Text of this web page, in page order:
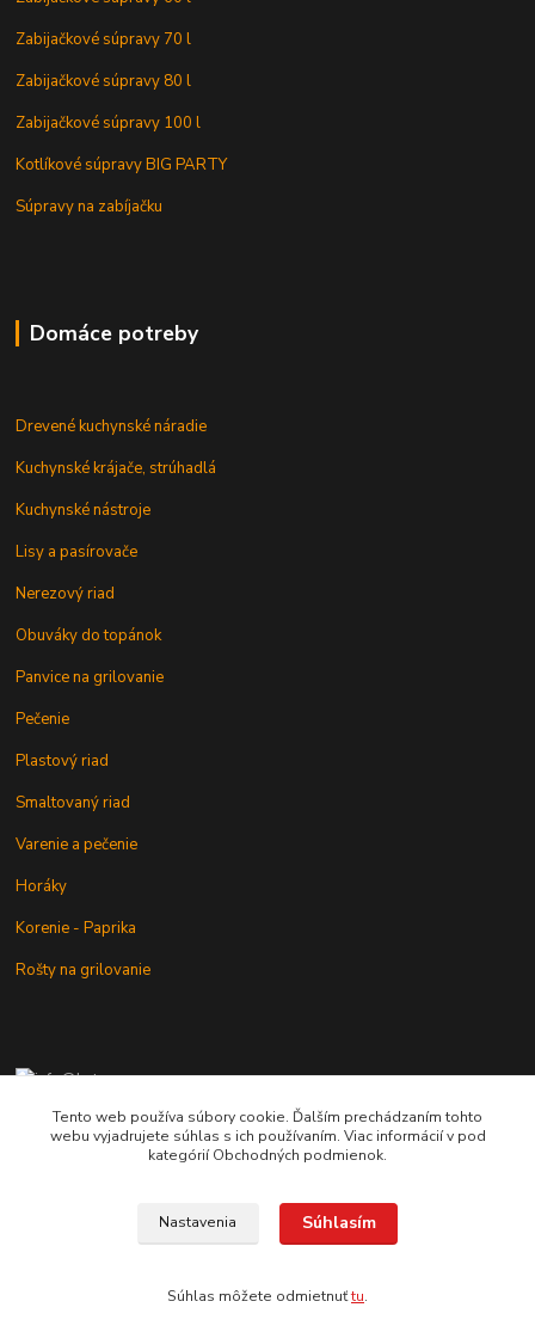
Zabijačkové súpravy 70 l
Zabijačkové súpravy 80 l
Zabijačkové súpravy 100 l
Kotlíkové súpravy BIG PARTY
Súpravy na zabíjačku
Domáce potreby
Drevené kuchynské náradie
Kuchynské krájače, strúhadlá
Kuchynské nástroje
Lisy a pasírovače
Nerezový riad
Obuváky do topánok
Panvice na grilovanie
Pečenie
Plastový riad
Smaltovaný riad
Varenie a pečenie
Horáky
Korenie - Paprika
Rošty na grilovanie
+421 902 212 007
od 8:00 - do 16:00 hod
Copyright © 2017-2027 MACSHOP.SK, všetky práva vyhradené..
Tento web používa súbory cookie. Ďalším prechádzaním tohto
webu vyjadrujete súhlas s ich používaním. Viac informácií v pod
kategórií Obchodných podmienok.
Nastavenia Súhlasím
Súhlas môžete odmietnuťtu.